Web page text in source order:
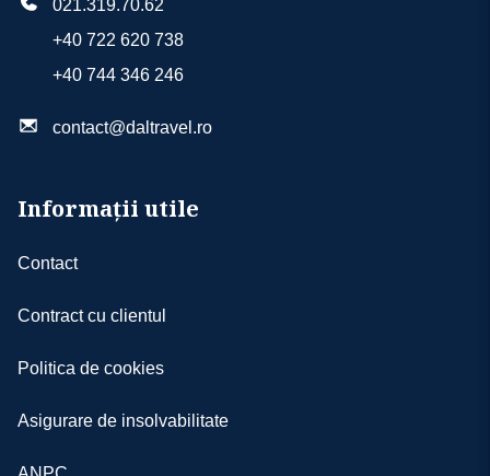
021.319.70.62
+40 722 620 738
+40 744 346 246
contact@daltravel.ro
Informații utile
Contact
Contract cu clientul
Politica de cookies
Asigurare de insolvabilitate